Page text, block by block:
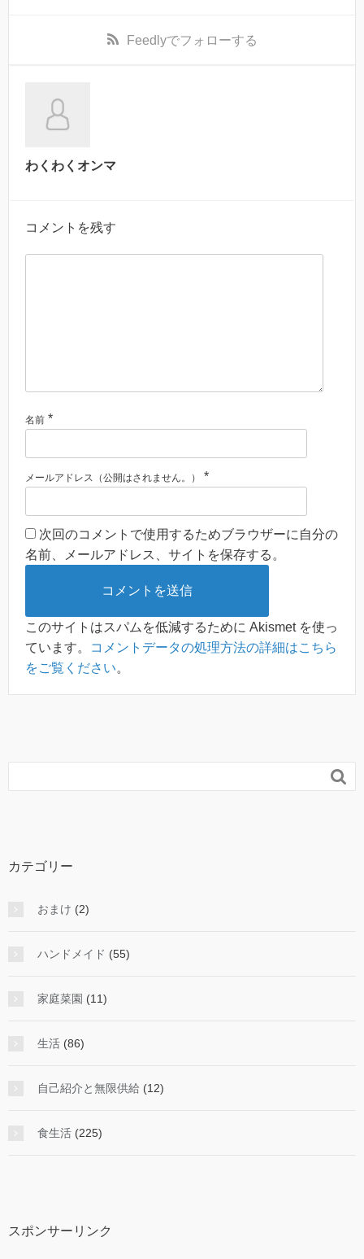
Feedlyでフォローする
わくわくオンマ
コメントを残す
名前 *
メールアドレス（公開はされません。） *
次回のコメントで使用するためブラウザーに自分の
名前、メールアドレス、サイトを保存する。
このサイトはスパムを低減するために Akismet を使っ
ています。
コメントデータの処理方法の詳細はこちら
をご覧ください。

カテゴリー
おまけ (2)
ハンドメイド (55)
家庭菜園 (11)
生活 (86)
自己紹介と無限供給 (12)
食生活 (225)
スポンサーリンク